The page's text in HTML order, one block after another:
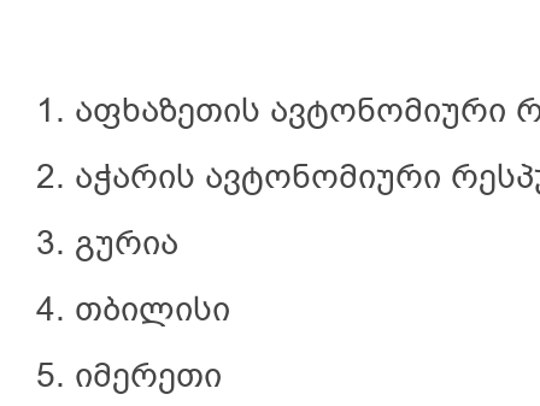
1. აფხაზეთის ავტონომიური
2. აჭარის ავტონომიური
3. გურია
4. თბილისი
5. იმერეთი